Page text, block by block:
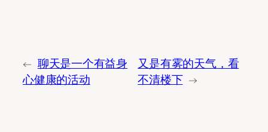
← 聊天是一个有益身
心健康的活动
又是有雾的天气，看
不清楼下 →